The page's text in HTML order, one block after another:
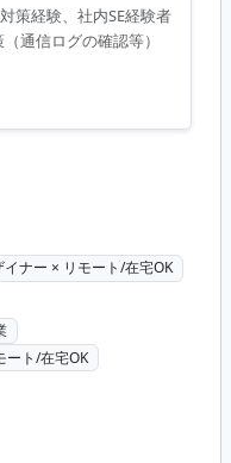
策経験、社内SE経験者
通信ログの確認等）
イナー × リモート/在宅OK
ート/在宅OK